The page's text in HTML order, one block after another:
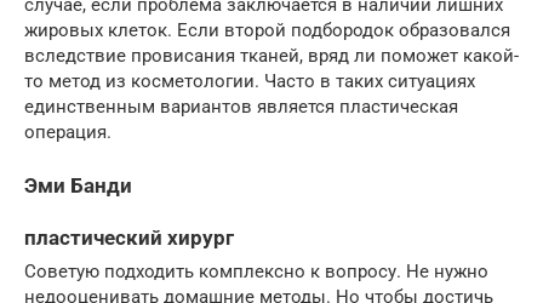
случае, если проблема заключается в наличии лишних
жировых клеток. Если второй подбородок образовался
вследствие провисания тканей, вряд ли поможет какой-
то метод из косметологии. Часто в таких ситуациях
единственным вариантов является пластическая
операция.
Эми Банди
пластический хирург
Советую подходить комплексно к вопросу. Не нужно
недооценивать домашние методы. Но чтобы достичь